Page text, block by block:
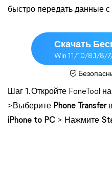
быстро передать данные
Скачать
Win 11/10/8.1/8/
Шаг 1. Откройте FoneTool
>Выберите Phone Transfer
iPhone to PC > Нажмите